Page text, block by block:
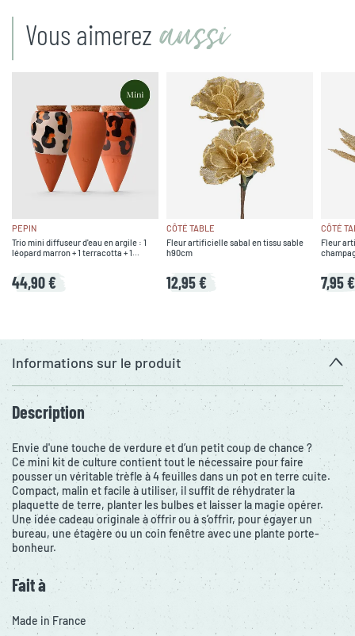
Vous aimerez aussi
PEPIN
Trio mini diffuseur d'eau en argile : 1
léopard marron + 1 terracotta + 1
44,90 €
CÔTÉ TABLE
Fleur artificielle sabal en tissu sable
h90cm
12,95 €
CÔTÉ
Fleur
7,95 €
Informations sur le produit
Description
Envie d'une touche de verdure et d’un petit coup de chance ?
Ce mini kit de culture contient tout le nécessaire pour faire
pousser un véritable trèfle à 4 feuilles dans un pot en terre cuite.
Compact, malin et facile à utiliser, il suffit de réhydrater la
plaquette de terre, planter les bulbes et laisser la magie opérer.
Une idée cadeau originale à offrir ou à s’offrir, pour égayer un
bureau, une étagère ou un coin fenêtre avec une plante porte-
bonheur.
Fait à
Made in France